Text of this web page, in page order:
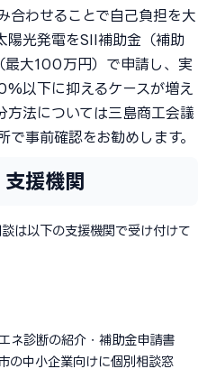
合わせることで自己負担を大
陽光発電をSII補助金（補助
大100万円）で申請し、実
以下に抑えるケースが増え
方法については三島商工会議
事前確認をお勧めします。
援機関
は以下の支援機関で受け付けて
ネ診断の紹介・補助金申請書
の中小企業向けに個別相談窓